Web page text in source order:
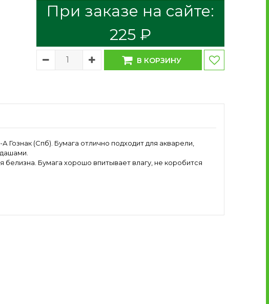
При заказе на сайте:
225 ₽
В КОРЗИНУ
(Спб). Бумага отлично подходит для акварели,
Бумага хорошо впитывает влагу, не коробится